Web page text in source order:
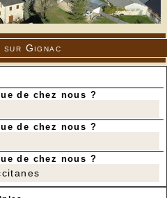
sur Gignac
de chez nous ?
de chez nous ?
de chez nous ?